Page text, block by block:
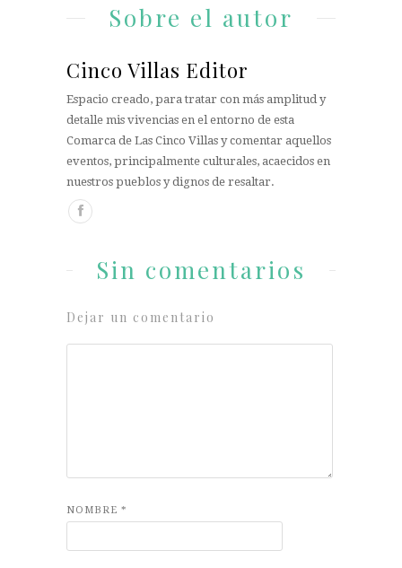
Sobre el autor
Cinco Villas Editor
Espacio creado, para tratar con más amplitud y
detalle mis vivencias en el entorno de esta
Comarca de Las Cinco Villas y comentar aquellos
eventos, principalmente culturales, acaecidos en
nuestros pueblos y dignos de resaltar.
Sin comentarios
Dejar un comentario
NOMBRE *